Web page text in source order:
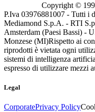
Copyright ©
P.Iva 03976881007 - Tutti i
Mediamond S.p.A. - RTI
Amsterdam (Paesi Bassi) -
Monzese (MI)Rispetto ai
riprodotti è vietata ogni
sistemi di intelligenza
espresso di utilizzare mezzi
Legal
CorporatePrivacy Policy